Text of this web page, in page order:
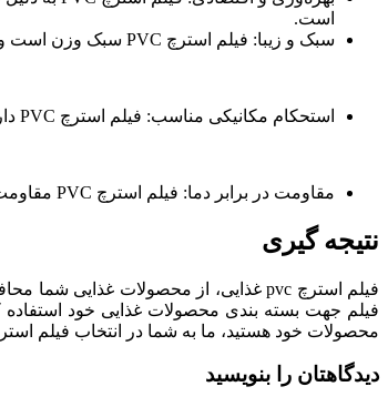
است.
سبک و زیبا: فیلم استرچ PVC سبک وزن است و به راحتی به شکل محصول می‌پیچد و زیبایی بسته‌بندی را افزایش می‌دهد.
استحکام مکانیکی مناسب: فیلم استرچ PVC دارای استحکام مکانیکی مناسبی است که در مقابل ضربه‌ها و فشارهای خارجی محافظت می‌کند.
مقاومت در برابر دما: فیلم استرچ PVC مقاومت خوبی در برابر دماهای مختلف دارد و می‌تواند در شرایط گرم و سرد مناسبی عمل کند.
نتیجه گیری
فیلم جهت بسته بندی محصولات غذایی خود استفاده
محصولات خود هستید، ما به شما در انتخاب فیلم
دیدگاهتان را بنویسید